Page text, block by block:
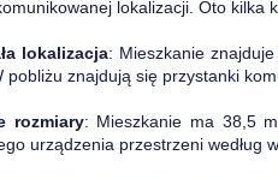
lokalizacji. Oto kilka
lokalizacja: Mieszkanie
pobliżu znajdują się przystanki
rozmiary: Mieszkanie ma 38,5
urządzenia przestrzeni według